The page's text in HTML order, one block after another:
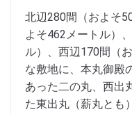
北辺280間（およそ
よそ462メートル）
ル）、西辺170間（
な敷地に、本丸御殿
あった二の丸、西出
た東出丸（薪丸とも